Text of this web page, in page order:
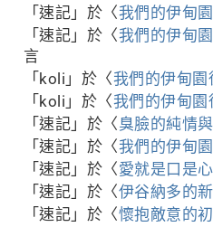
「 速記 」於〈我們的伊甸
「 速記 」於〈我們的伊甸
言
「 koli 」於〈我們的伊甸園
「 koli 」於〈我們的伊甸
「 速記 」於〈臭臉的純情
「 速記 」於〈我們的伊甸
「 速記 」於〈愛就是口是
「 速記 」於〈伊谷納多的
「 速記 」於〈懷抱敵意的